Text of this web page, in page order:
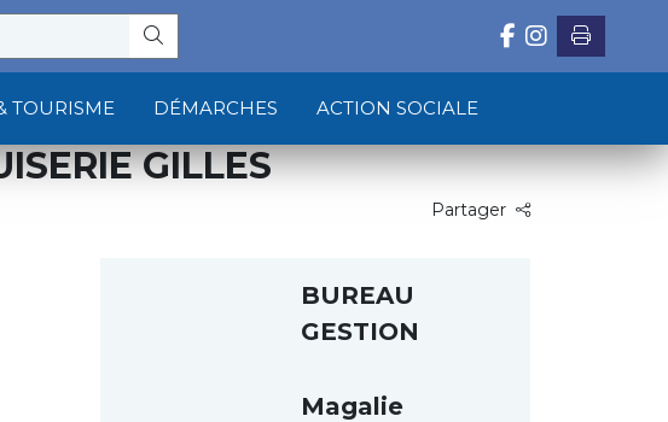
TOURISME DÉMARCHES ACTION SOCIALE
GILLES
Partager
BUREAU
GESTION
Magalie